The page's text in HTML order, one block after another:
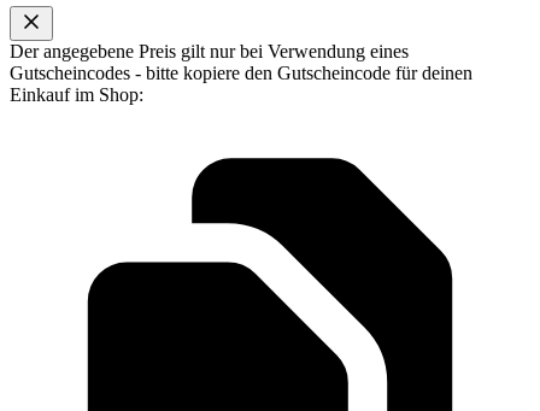
Der angegebene Preis gilt nur bei Verwendung eines
Gutscheincodes - bitte kopiere den Gutscheincode für deinen
Einkauf im Shop: